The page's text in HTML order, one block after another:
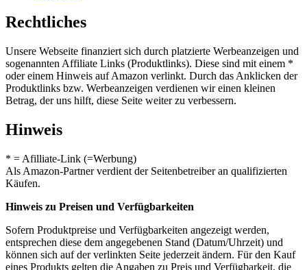
Rechtliches
Unsere Webseite finanziert sich durch platzierte Werbeanzeigen und
sogenannten Affiliate Links (Produktlinks). Diese sind mit einem *
oder einem Hinweis auf Amazon verlinkt. Durch das Anklicken der
Produktlinks bzw. Werbeanzeigen verdienen wir einen kleinen
Betrag, der uns hilft, diese Seite weiter zu verbessern.
Hinweis
* = Afilliate-Link (=Werbung)
Als Amazon-Partner verdient der Seitenbetreiber an qualifizierten
Käufen.
Hinweis zu Preisen und Verfügbarkeiten
Sofern Produktpreise und Verfügbarkeiten angezeigt werden,
entsprechen diese dem angegebenen Stand (Datum/Uhrzeit) und
können sich auf der verlinkten Seite jederzeit ändern. Für den Kauf
eines Produkts gelten die Angaben zu Preis und Verfügbarkeit, die